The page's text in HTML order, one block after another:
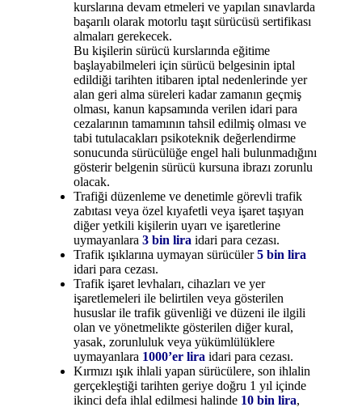
kurslarına devam etmeleri ve yapılan sınavlarda
başarılı olarak motorlu taşıt sürücüsü sertifikası
almaları gerekecek.
Bu kişilerin sürücü kurslarında eğitime
başlayabilmeleri için sürücü belgesinin iptal
edildiği tarihten itibaren iptal nedenlerinde yer
alan geri alma süreleri kadar zamanın geçmiş
olması, kanun kapsamında verilen idari para
cezalarının tamamının tahsil edilmiş olması ve
tabi tutulacakları psikoteknik değerlendirme
sonucunda sürücülüğe engel hali bulunmadığını
gösterir belgenin sürücü kursuna ibrazı zorunlu
olacak.
Trafiği düzenleme ve denetimle görevli trafik
zabıtası veya özel kıyafetli veya işaret taşıyan
diğer yetkili kişilerin uyarı ve işaretlerine
uymayanlara3 bin lira idari para cezası.
Trafik ışıklarına uymayan sürücüler5 bin lira
idari para cezası.
Trafik işaret levhaları, cihazları ve yer
işaretlemeleri ile belirtilen veya gösterilen
hususlar ile trafik güvenliği ve düzeni ile ilgili
olan ve yönetmelikte gösterilen diğer kural,
yasak, zorunluluk veya yükümlülüklere
uymayanlara 1000’er lira idari para cezası.
Kırmızı ışık ihlali yapan sürücülere, son ihlalin
gerçekleştiği tarihten geriye doğru 1 yıl içinde
ikinci defa ihlal edilmesi halinde 10 bin lira,